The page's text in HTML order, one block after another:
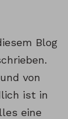
Blog
von
ist in
eine